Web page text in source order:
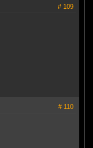
# 109
# 110